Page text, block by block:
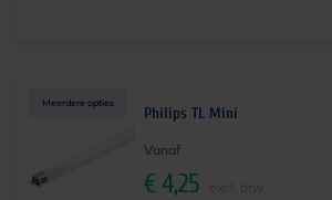
Meerdere opties
Philips TL Mini
Vanaf
€ 4,25